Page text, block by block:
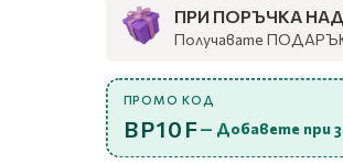
ПРИ ПОРЪЧКА НАД
Получавате
ПРОМО КОД
BP10F — Добавете при